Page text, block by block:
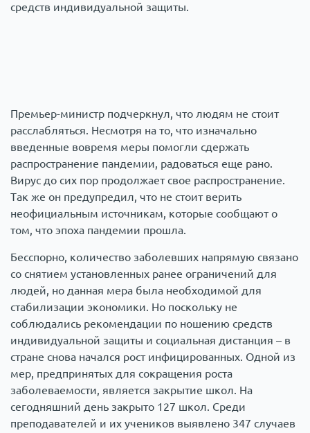
средств индивидуальной защиты.
Премьер-министр подчеркнул, что людям не стоит
расслабляться. Несмотря на то, что изначально
введенные вовремя меры помогли сдержать
распространение пандемии, радоваться еще рано.
Вирус до сих пор продолжает свое распространение.
Так же он предупредил, что не стоит верить
неофициальным источникам, которые сообщают о
том, что эпоха пандемии прошла.
Бесспорно, количество заболевших напрямую связано
со снятием установленных ранее ограничений для
людей, но данная мера была необходимой для
стабилизации экономики. Но поскольку не
соблюдались рекомендации по ношению средств
индивидуальной защиты и социальная дистанция – в
стране снова начался рост инфицированных. Одной из
мер, предпринятых для сокращения роста
заболеваемости, является закрытие школ. На
сегодняшний день закрыто 127 школ. Среди
преподавателей и их учеников выявлено 347 случаев